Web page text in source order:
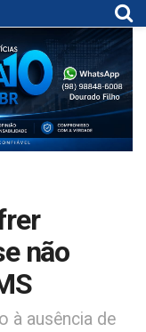
não
à ausência de